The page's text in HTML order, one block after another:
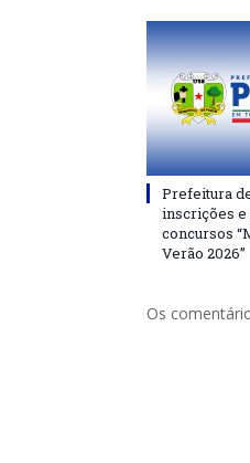
Prefeitura
inscrições
concursos
Verão 2026”
Os